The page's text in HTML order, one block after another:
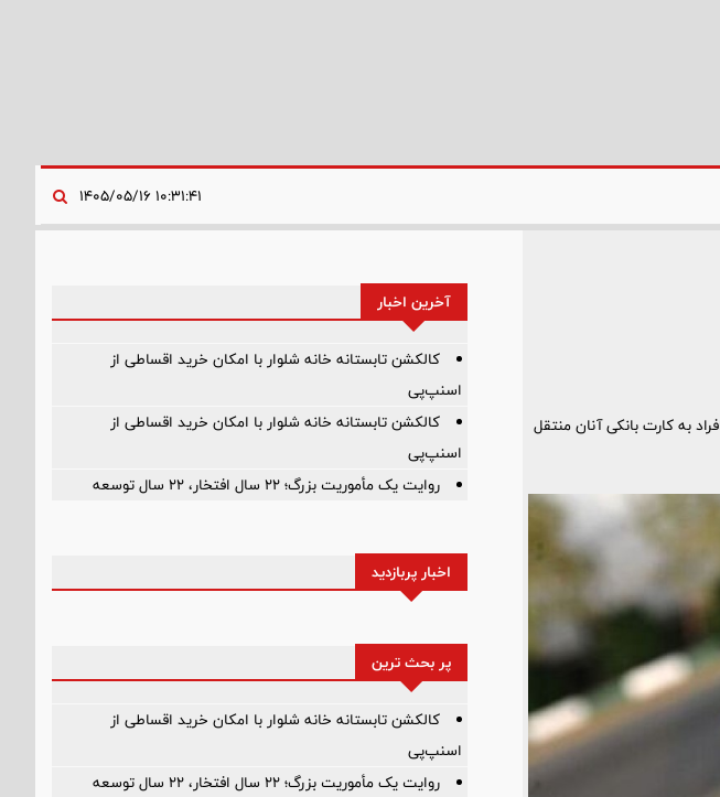
به کارت بانکی آنان منتقل
آخرین اخبار
کالکشن تابستانه خانه شلوار با امکان خرید اقساطی از
اسنپ‌پی
کالکشن تابستانه خانه شلوار با امکان خرید اقساطی از
اسنپ‌پی
روایت یک مأموریت بزرگ؛ ۲۲ سال افتخار، ۲۲ سال توسعه
اخبار پربازدید
پر بحث ترین
کالکشن تابستانه خانه شلوار با امکان خرید اقساطی از
اسنپ‌پی
روایت یک مأموریت بزرگ؛ ۲۲ سال افتخار، ۲۲ سال توسعه